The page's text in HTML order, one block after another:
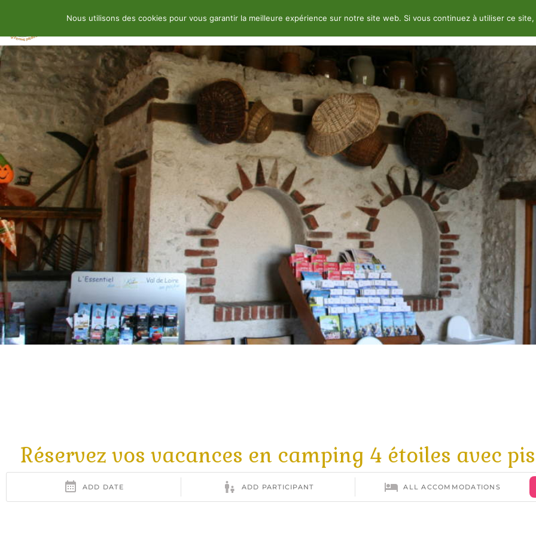
Location Ferme pédagogique Animations & Activités Services Val de
Réservez vos vacances en camping 4 étoiles avec
Nous utilisons des cookies pour vous garantir la meilleure expérience sur notre site web. Si vous continuez à utiliser ce